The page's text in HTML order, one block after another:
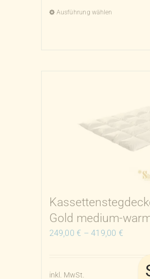
Ausführung wählen
weist
werden
Gold medium-
249,00€ –419,00 €
inkl. MwSt.